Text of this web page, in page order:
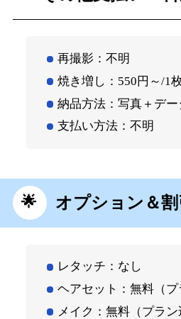
再撮影：不明
焼き増し：550円～/1
納品方法：写真＋デー
支払い方法：不明
オプション＆割
レタッチ：なし
ヘアセット：無料（プ
メイク：無料（プラン